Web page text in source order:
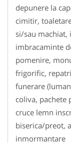
depunere la
cimitir,
si/sau machiat,
imbracaminte
pomenire,
frigorific,
funerare
coliva, pachete
cruce lemn
biserica/preot,
inmormantare